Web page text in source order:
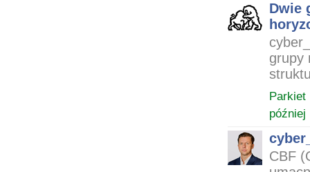
Dwie
grupy
Parkiet
później
CBF